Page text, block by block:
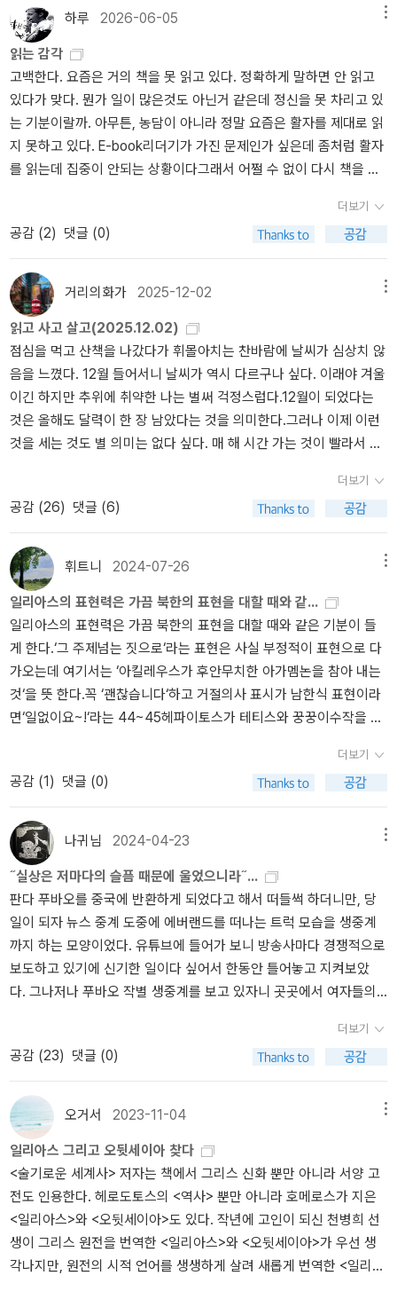
사람, 나랏돈 받아먹는 사람등으로 멸시하는 시선을 가지고 있고, 또
공무원도 수급자 자격이 되는지 심사하는 과정에서 상대를 멸시하기
도 한다. 너 충분히 직업 갖기 위해 노력했어? 너 가난을 벗어나기 위
해 정말 노력한 거 맞아? 괜히 나랏돈이나 받아 먹으려고 하는거 아니
야? 어떤 이들은 이 멸시를 견디지 못해 목숨을 끊기도 하고, 어떤 이
들은 말그대로 정말 부정 수급을 받기도 한다. 의사와 공모해 진단서
를 발급 받고, 자식과는 연락하는 걸 감추면서. 그렇다면, 이 부정수급
문제가 왜 심각할까? 아이러니하게도, 부정수급을 통해 돈을 벌려고
하는 야쿠자 일원이 이 제도의 헛점, 그리고 사회적 문제를 지적하고
보조금보다 낮은 게 현실' -p.335 이라고 말이다. 그리고 이렇게 덧붙
서 교활해.' 가 아니라, '열심히 일을 해도 생활 보조금 받는 세대보다
낮은 임금 밖에 받지 못하는 사회가 이상해.' 라고 생각해야 한다고.
어때? 비판의 화살을 국가를 향해 겨눠야 하는게 잘못된 걸까? -p.33
5이 책에는, 부정 수급을 가려내려는 공무원들이 등장하고 부정 수급
을 받고 있지만 철저하게 그것을 감추려하는 수급자들이 등장한다.
문제는 여러가지로 생기는데, 공무원 1은 자신의 지위를 이용해 '너
계속 보조금 받게 해줄게' 라면서 수급자를 성적으로 착취하고 또 보
조금의 일부도 착취한다. 수급자는 그것이 너무 끔찍하지만, 그러나
응하지 않으면 먹고살 돈이 없어서 응한다. 일을 구하면 될텐데, 책 속
에서 이 여자는 일하기가 너무 싫다고 말한다. 그런데 이 공무원의 횡
포가 야쿠자에게 알려지고, 야쿠자는 동영상을 촬영해 이 공무원의
삶을 무너뜨린다. 공무원2는 착하고 순진하고 열심히 일하지만, 보잘
것 없는 외모에 서른이 넘도록 아직 연애를 제대로 해 본 적도 없고 여
자랑 스킨십도 해본적도 없다. 그런데.. 수급자에게 마음을 빼앗긴다.
미혼모인 수급자가 자신의 아이를 학대하는 걸 보면서 아이에게 사랑
을 주라고 말하고, 그리고 그 집에 들러 아이랑 함께 놀아주기도 하면
서 서서히 그녀에게 빠져든다. 그녀는 야쿠자와 함께 그를 이용하려
고 했지만, 이렇게 자신에게 따뜻하고 다정한 사람이라니, 이 삶이 계
속 주어졌으면 좋겠다고 생각한다. 그녀에게는 그를 이용할 생각 같
은건 사라졌다. 그러나, 한 번 범죄와 연관됐던 이상 거기서 빠져나오
기가 어디 쉬운가. 공무원2는, 결국 야쿠자에게 협박을 당하는 상황
에 이르고, 심각한 마약 중독자가 된다. 나는 이 공무원2의 삶에 대해
데 수급자와 의도치 않게 스킨십이 한 번 있었고, 그러니까 정말 우연
이었다. 그런데 그 감각이 계속 생각나고, 그러다보니 자꾸 찾아가고
사랑까지 하게 됐다. 그러나 악이 길로 빠져버렸고. 이 남자가, 만약
외로운 남자가 아니었다면, 그랬다면 어땠을까? 그래도 이 길로 갔을
까.. 를 생각해보게 되는거다. 사람을 나쁜 방향으로 이끄는 수단 이나
동기는 많지만, 외로움이야말로 가장 큰 동기가 아닌가 싶다. 이래서
외로움이 무서운 것 같다. 그리고 정말 열심히 살아보려던 비수급자
가 있다. 정말 아들과 열심히 살아보려고 했고, 그래서 일도 구해서 했
생활 보조금 얘기를 하길래 어디 한 번, 하고 굶어죽게 생겼을 때 찾아
갔는데, 그녀를 상담하던 공무원2는 그녀를 멸시한다. 너 정말 최선
게, 보조금은 도착하지 못했다. 그녀가 뒤돌아 섰으므로.. 그러면 그녀
의 그 다음 삶은 어떻게 이어질 수 있을까?일요일에는 요가를 갔다.아
쉬탕가 시간이었다.아쉬탕가는 아주 빡센 요가인데, 태양경배 자세를
계속 반복하기 때문에 다음날 근육통이 오곤 한다.요가에는 다운독
자세라는게 있다. 보통 숙련자들은 다운독 자세가 쉬는 자세, 기지개
켜는 자세 라고들 말하는데, 나는 언제나 다운독이 힘들다. 그래도 못
하지는 않는데, 와, 이번에는 다운독을 너무 못하겠는거다. 너무 힘들
어서 다운독하다가 자꾸 아기자세로 쉬었다. 그걸 보셨는지 선생님이
무나 너무나 맥주를 마시고 싶은거다. 아, 맥주 마시고 싶다. 밥과 맥
주를 간단하게 해결할 수 있는 곳은? 하고 머릿속에서 생각했는데, 케
이에프씨는 너무 멀어서 가기가 불편하고, 쉐이크쉑은... 가급적 불매
불매!! 아, 밥으로.. 맥주 생략하고 그냥 텐동 먹을까, 하고 텐동 먹으
러 현대백화점 천호점 가는데... 가니까 생각이 바뀌는거다. 그래, 회
덮밥을 먹자! 백화점 지하 푸드코트는 맥주를 안파는데, 유일하게 회
덮밥 집만 맥주랑 화요가 있다. 나는 가서 참치회덮밥을 주문했지만,
참치회덮밥 다 떨어져서 활어회덮밥만 있단다. 그래서 활어회덮밥과
는 달린 후에, 단백질과 섬유질이 풍부한 회덮밥과(응?) 맥주를 마신
다. ㅋ ㅑ ~일단 먼저 나온 맥주를 따라서 벌컥벌컥 마시고~회덮밥이
나왔다. 만세!!와 진짜 맛있게 먹었다. 비벼가지고 하나도 안남기고 싹
다 먹었네. ㅋㅋㅋ 그리고 맥주도 다 마셨더니 하- 너무 배불러. 그래
서 집까지 걸어가자, 하고 길을 나섰다.걷다가 갑자기 음악이 듣고 싶
어졌다. 아주 구슬픈 음악. 나는 긍정적이고 밝은 사람인데 ㅋㅋ 사람
을 보든 현상을 보든 긍정적인 면부터 먼저 찾는 사람인데, 이상하게
음악은 ㅋㅋ 구슬픈 가사의 노래를 듣게된다(이런 식으로 균형을 유
지하는 거라고 생각한다). 그리고 감정 이입해서 막 처절하게 불러버
려. 어제 생각난 노래는 가수 이름이 생각나지 않아서 한참 헤맸지만,
어쨌든 결국 찾아낸, '최성빈'의 <사랑하는 어머님께> 이다.이 노래..
아는 사람이 있을까? 아마 알라딘에는.. 없지 않을까? 특히 잠자냥 님
없는.. 그런 노래일 것이다.되게 삼류드라마 내용의 가사인데, 나랑 남
들으면서 어머님 용서하세요~ 그녀에겐 저밖에 없는데~ 막 이러면서
감정 잡았다. 물론, 가사 내용은 완전 뻐킹쉿이지만 ㅋㅋ 이 노래 듣는
데 남동생하고 여행가고 싶어졌다. 남동생하고 나하고 ㅋㅋ 성격도
비슷하고 입맛도 비슷하고 하여간 대부분 옛날노래 처절하게 따라부
르는 것도 비슷해서, 여행 가면 너무 좋다! 지난번에도 호치민 갔다가
블루투스 스피커로 옛날 노래 틀어두고 막 따라불렀더랬다. 여동생이
샤워하다가 우리 노랫소리 듣고 한참 웃었다고. 하여간 사랑하는 어
머님께, 내가 구슬프게 따라불렀다고는 하지만, 이게 진짜... 문제가
많은 가사의 노래인데. 우리 한번 찬찬히 훑어보기로 하자.미리, 여러
분에게 이런 가사를 소개하게 되어 미안하다고 말하고 싶다.사랑하는
어머님께-최성빈어머님 죄송합니다.이 글을 읽으실 때쯤 전 그녀와
함께 멀리 떠나있을 꺼예요.사랑하는 어머니와 그녀를 사이에 두고
많이 고민했지만, 저의 현실은 그녀를 버릴 수 없어요.어머님께서 가
르켜 주신 사랑을 그녀에게서 배웠으니까요.(일단 이 부분에서 굉장
히 거슬린다. '가르켜' 가 아니라 '가르쳐' 인데, 이게 노래 들어보면 가
수도 '가르켜주신' 이라고 부르는거다. 아니야, 얘야, 가르쳐주신이
다... 혹시.. 내가 오해한거니? 엄마가.. 사랑 저 쪽에 있다가 가리키신
거야?)저 몰래 어머님이 그녀를 만나 심한 말 하신 걸 알고 그녀에게
갔었죠.조그만 자취방에 그녀는 고열로 의식을 잃은 채 하염없이 울
고 있었죠.그녀를 업고 병원으로 뛰면서 전 정말 죽고 싶었죠.이제껏
무책임한 저의 행동은 아무 것도 해준 것이 없기에..(왜 아무것도 안
해줬니, 왜? 해줬으면 됐잖아?)미안해 정말 미안해. 너를 이렇게 만든
자. 아무도 그 없는 곳으로..(아무도 없는 곳으로 가면.. 여자를 더 고
생시킬 것 같은데. 거기서 밥은 누가 할거니, 빨래는? 여기서 아무것
도 못한 네가 다른데 간다고 뭘 하겠니?)어머님 용서하세요. 그녀에
게 저밖에 없는데 그녈 버릴 수는없어요.(내가 가장 문제라고 생각한
지점은 바로 여기다. 여기에는 어떻게 보느냐에 따라 다른 방식의 문
제가 생긴다. 일단 첫번째 문제는, 정말로 그녀에게 이 남자밖에 없는
경우다. 그건 안된다. 위험하다. 그녀에게 나는 '닉 혼비'의 [어바웃 어
보이]를 읽어보라고 권하고 싶다. 이보세요 여자분, 이 세상에 딱 한
사람만 있다면, 그것은 정말 커다란 문제입니다. 그럴 경우 상대가 없
하루 2026-06-05
읽는 감각
고백한다. 요즘은 거의 책을 못 읽고 있다. 정확하게 말하면 안 읽고
있다가 맞다. 뭔가 일이 많은것도 아닌거 같은데 정신을 못 차리고 있
는 기분이랄까. 아무튼, 농담이 아니라 정말 요즘은 활자를 제대로 읽
지 못하고 있다. E-book리더기가 가진 문제인가 싶은데 좀처럼 활자
를 읽는데 집중이 안되는 상황이다그래서 어쩔 수 없이 다시 책을 한
더보기
공감 (2) 댓글 (0)
거리의화가 2025-12-02
읽고 사고 살고(2025.12.02)
점심을 먹고 산책을 나갔다가 휘몰아치는 찬바람에 날씨가 심상치 않
음을 느꼈다. 12월 들어서니 날씨가 역시 다르구나 싶다. 이래야 겨울
이긴 하지만 추위에 취약한 나는 벌써 걱정스럽다.12월이 되었다는
것은 올해도 달력이 한 장 남았다는 것을 의미한다.그러나 이제 이런
것을 세는 것도 별 의미는 없다 싶다. 매 해 시간 가는 것이 빨라서 우
혼자 해외 여행을 다녀왔는데 11월은 함께 사는 사람과 여행을 다녀
왔다.이번에 여행을 하면서 느낀건데 옆지기는 일본 엔터테인먼트 문
화에 관심이 있지만 나는 그렇지 않다는 것이다(물론 스포츠 만화는
좋아한다).나는 엔터테인먼트보다는 역사에 관심이 많다. 유물이나
유적을 체험하고 서점, 도서관 등에서 책을 보는 일이 즐겁다.그러고
보면 '문화'라는 개념은 방대할 수 있겠다. 서로의 여행 스타일을 생각
해서 코스 일부를 나눴다. 나는 도쿄대학교나 메이지 신궁을 홀로 여
유있게 즐겼다.물론 그렇다 해도 대부분의 여행은 함께 했다(술집에
갈 때는 둘이니까 시선을 신경쓰지 않아도 되어 편했다). 이 사람이
이런 것에 관심이 있구나 체크하면서 새롭게 알아가는 것도 있다. 아
무리 연애를 오래 하고 결혼한지 10년이 넘었다고 해도 새로운 모습
사정상 중단이 되어 아쉬웠는데 다시 진행이 된다고 해서 다시 참여
해야겠다 생각했다. 원서를 꾸준히 읽는다는게 결코 쉽지가 않아서
다. 혼자서도 읽을 수 있는데도 불구하고 하루 중 시간을 따로 내어 진
행해야 하기 때문에 그 결심을 이어가는 것이 어렵다. 그 전에도 원서
를 안 읽은 것은 아니지만 매일 지키기가 참 어려웠다. 그러다보니 영
어 원서 읽기 실력은 늘 지지부진하다. 그나마 원서를 며칠 계속 읽으
면 아주 조금씩은 스스로 나아진다는 것이 느껴진다. 그걸 다시 느껴
보고 싶었다.각설하고 10월부터 11월까지 진행된 <The Affair>를 읽
는 중이다. 10월에는 스케줄이 많아서 시작을 못했고, 11월 들어서자
마자 시작하려고 했는데 책이 늦게 도착한데다 개인 스케줄이 많아지
는 바람에 늦어졌다. 읽어보니 기존에 읽어왔던 책들보다 리딩 수준
이 더 높은 것 같다. 분명 쉬운 단어와 구조로 된 문장이 있지만 군대
가 수월하게 나가지 않는다.번역서를 읽어야 하나 싶은데 아직까지
읽어보려고 한다. 대강 느낌과 맥락만 파악하며 읽지 않을까 싶다. 중
국어 원서는 계속 읽어나가는 중이다. 웨이신두슈의 도움이 큰 것 같
다. 종이책을 펼 시간조차 나지 않을 때는 앱을 켜고 다만 한 페이지라
도 보려고 하고 있다(그럼 킨들도 그렇게 하면 되잖아! 생각해보니 민
망하군). 다른 언어도 그렇겠지만 중국어도 단어 공부를 열심히 해야
하는데 그걸 하지 않아서 나올 때마다 헷갈리는 것들이 있다. 단어, 숙
어들을 볼 때마다 머릿 속에 착착 입력되면 얼마나 좋을까. 그게 안되
니까. 별 수 있나. 알던 것도 뒤돌아서면 잊어버리니 그저 매번 나올
더보기
공감 (26) 댓글 (6)
휘트니 2024-07-26
일리아스의 표현력은 가끔 북한의 표현을 대할 때와 같...
일리아스의 표현력은 가끔 북한의 표현을 대할 때와 같은 기분이 들
게 한다.‘그 주제넘는 짓으로‘라는 표현은 사실 부정적이 표현으로 다
가오는데 여기서는 ‘아킬레우스가 후안무치한 아가멤논을 참아 내는
것‘을 뜻 한다.꼭 ‘괜찮습니다‘하고 거절의사 표시가 남한식 표현이라
면‘일없이요~!‘라는 44~45헤파이토스가 테티스와 꿍꿍이수작을 부
모든 신들이 벌벌 떨게 되고 헤라도 뻘쭘해진 순가 자신의 어머니를
달래며 아버지인 제우스를 멕이는 모습아니 이게 고전이라고 깔보지
마라 비실비실 웃음이 새어나오는 해학과 풍자가 있다.자신을 해학의
대상으로 제우스를 풍자의 대상으로 삼고 표현함.그 주제넘은 짓으
로 인해 네게는 세 배나 되는 빛나는 선물이마련될 것이다. 그러니 너
도 한발 물러서라. 우리 말대로 하려무나.'- P26'징녕 두 분께서 고
작 죽게 마련인 인간들 때문에 이렇게나투신다면, 그거야말로 망측
한 일, 참을 수 없는 일이 될 겁니다.두 분은 신들에게 분란을 몰아오
고 계십니다. 이렇게 더 좋지 못한 쪽이이겨버린다면, 이 근사한 잔치
에 흥이라고는 더는 없겠지요.제 아버지 제우스의 심사를 편케 해주
십사고요. 그래야 또 아버지도 싸우시지않겠고, 저희보라고 잔칫상
리시는 분이 우릴 앉은 자리에서 후러치려 작정하면무슨 꼴이 나겠습
니까? 저분이야말로 비할 데 없이 막강하시니까요.'참으셔야지
요, 내 어머니, 아무리 괴로우셔도 이번만큼은 참으세요.내 어머니
가 얻어맞는 것을 이 두 눈으로 봐서야 되겠습니까. 만일 그러면저속
이 아무리 타들어가도 저는 어머니를 도와드릴 수가 없게 됩니다.올
림포스에 게시는 저분께 맞서는 건 고통스러운 일이니까요.예전에
도 한번 제가 작정하고 어머니를 지켜드리려 했을 때저분은 제 발
을 잡아채더니 신성한 문턱에서 저를 내동댕이치셨지 뭡니까.저는 그
길로 꼬박 한나절을 떨어지다가, 헬리오스가 떨어질 때저도 같이 렘
노스로 곤두박질쳤답니다. 간신히 숨만 붙어 있는 채로요.그 자리
에 추락해 있던 저를 신티에스인들이 줄곧 보살펴줬던 거지요.'
더보기
공감 (1) 댓글 (0)
나귀님 2024-04-23
˝실상은 저마다의 슬픔 때문에 울었으니라˝...
판다 푸바오를 중국에 반환하게 되었다고 해서 떠들썩 하더니만, 당
일이 되자 뉴스 중계 도중에 에버랜드를 떠나는 트럭 모습을 생중계
까지 하는 모양이었다. 유튜브에 들어가 보니 방송사마다 경쟁적으로
보도하고 있기에 신기한 일이다 싶어서 한동안 틀어놓고 지켜보았
다. 그나저나 푸바오 작별 생중계를 보고 있자니 곳곳에서 여자들의
로 아낌 없는 사랑을 받았던 녀석에 대한 관심과 애정 때문이겠지만,
뭐, 저렇게까지 울고불고할 일이 있을까 하는 의아한 생각도 들었던
거다.그러다가 문득 그 이유를 짐작할 수 있을 만한 일화가 생각났다.
올 초엔가 유재석이 진행하는 대담 프로 <유퀴즈 온 더 블록>에 탤런
트 나문희와 김영옥이 출연한 적이 있었다. 나문희가 사별한 남편을
그리며 노래를 부르자, 옆에 앉아서 듣던 김영옥이 눈물을 펑펑 흘린
다. 노래를 마친 나문희가 '왜 나 대신 언니가 우느냐'고 농담을 건네
자, 김영옥이 눈물을 훔치며 이렇게 대답한다. '다 내 설움이지, 뭐. 내
설움으로...' 이 대목에서 어쩐지 호메로스의 <일리아스>에서 트로이
여자들이 전사한 파트로클로스를 위해 애곡하던 대목이 떠올랐다.그
시작은 아가멤논과 아킬레우스의 불화의 원인이었던 트로이 여자 브
더보기
공감 (23) 댓글 (0)
오거서 2023-11-04
일리아스 그리고 오뒷세이아 찾다
<술기로운 세계사> 저자는 책에서 그리스 신화 뿐만 아니라 서양 고
전도 인용한다. 헤로도토스의 <역사> 뿐만 아니라 호메로스가 지은
<일리아스>와 <오뒷세이아>도 있다. 작년에 고인이 되신 천병희 선
생이 그리스 원전을 번역한 <일리아스>와 <오뒷세이아>가 우선 생
각나지만, 원전의 시적 언어를 생생하게 살려 새롭게 번역한 <일리아